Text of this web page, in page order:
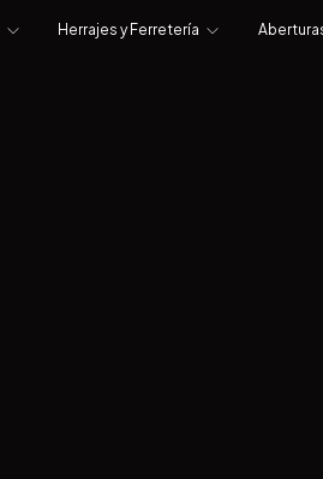
Herrajes y Ferretería